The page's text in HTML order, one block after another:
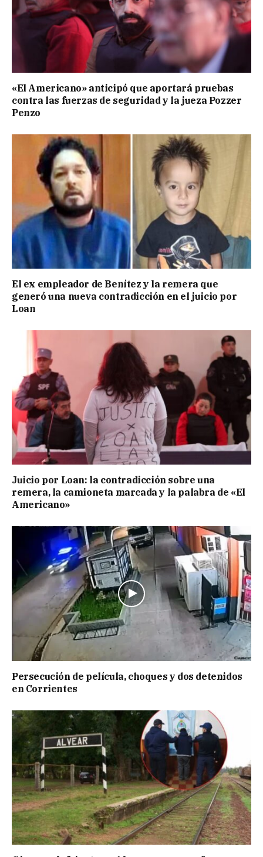
«El Americano» anticipó que aportará pruebas
contra las fuerzas de seguridad y la jueza Pozzer
Penzo
El ex empleador de Benítez y la remera que
generó una nueva contradicción en el juicio por
Loan
Juicio por Loan: la contradicción sobre una
remera, la camioneta marcada y la palabra de «El
Americano»
Persecución de película, choques y dos detenidos
en Corrientes